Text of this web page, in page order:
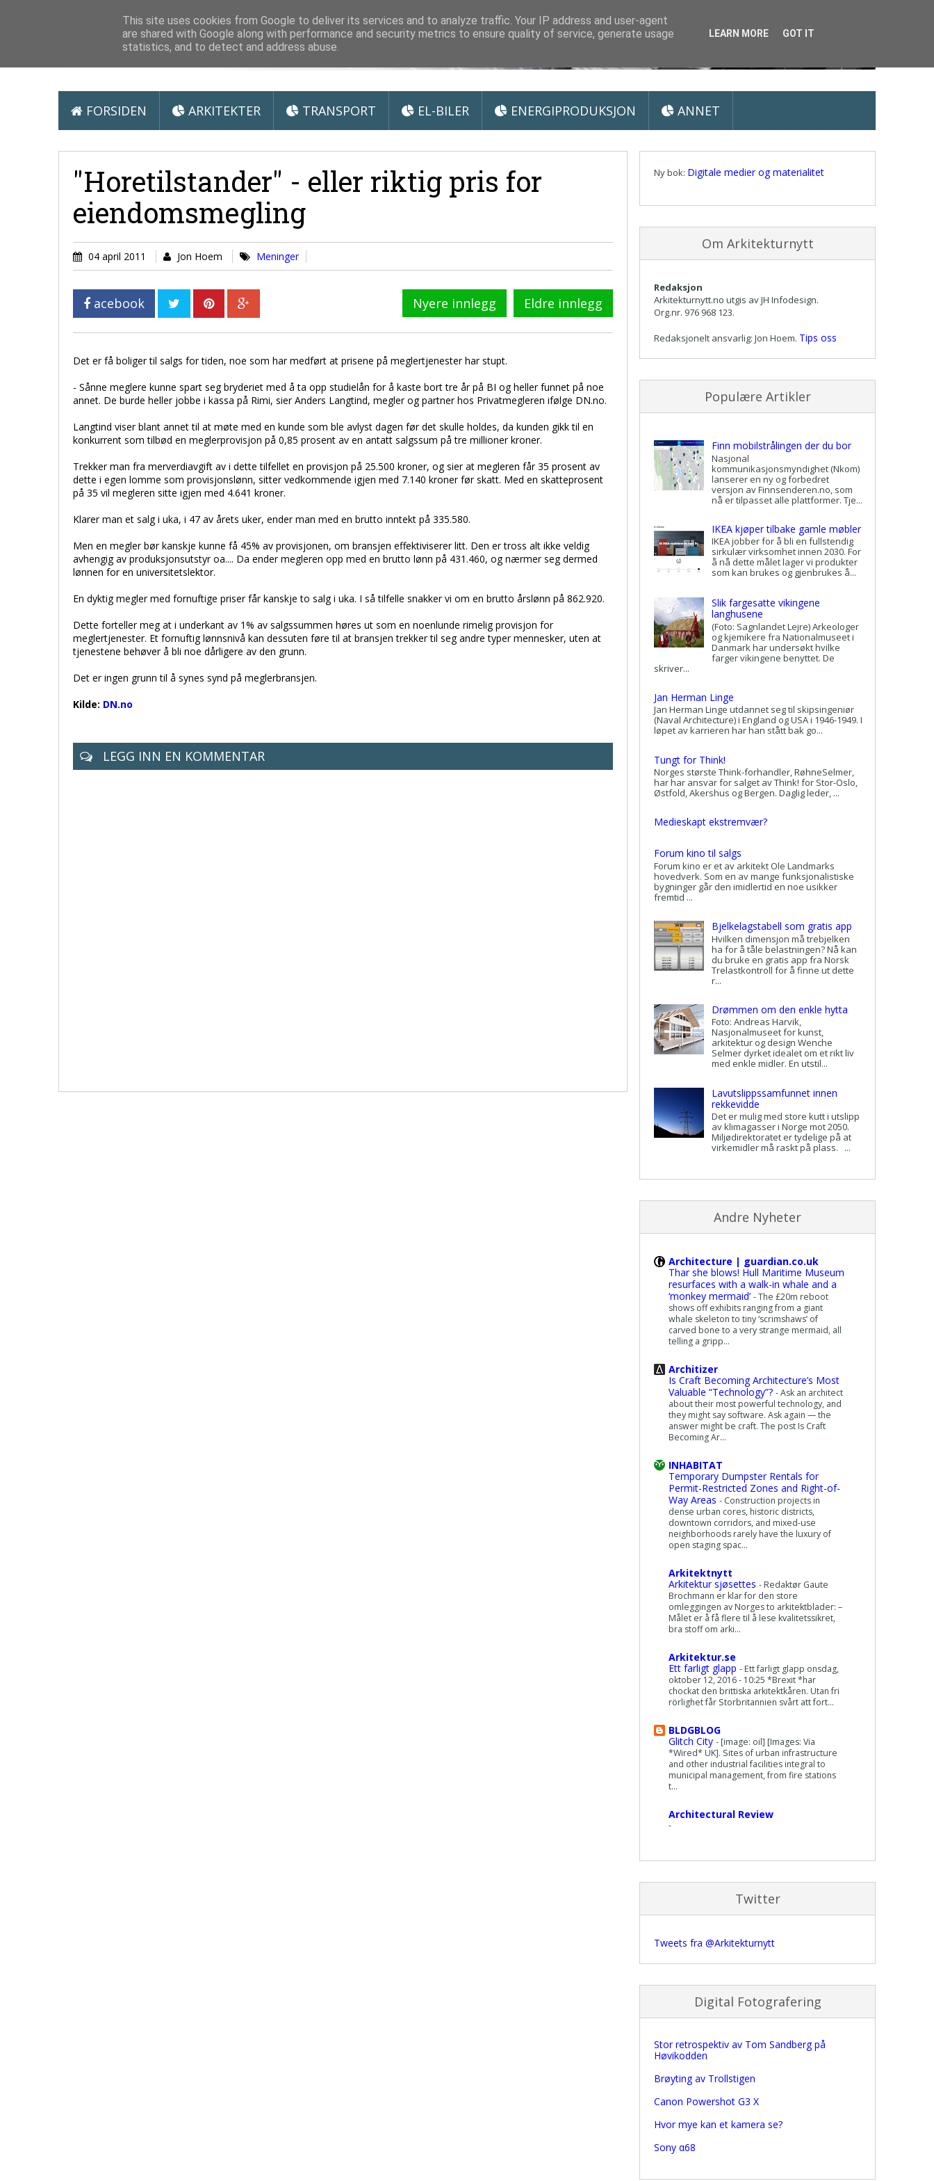
Arkitektur & Miljøteknologi
FORSIDEN ARKITEKTER TRANSPORT EL-BILER ENERGIPRODUKSJON ANNET
"Horetilstander" - eller riktig pris for
eiendomsmegling
04 april 2011 Jon Hoem Meninger
acebook Nyere innlegg Eldre innlegg
Det er få boliger til salgs for tiden, noe som har medført at prisene på meglertjenester har stupt.
- Sånne meglere kunne spart seg bryderiet med å ta opp studielån for å kaste bort tre år på BI og heller funnet på noe
annet. De burde heller jobbe i kassa på Rimi, sier Anders Langtind, megler og partner hos Privatmegleren ifølge DN.no.
Langtind viser blant annet til at møte med en kunde som ble avlyst dagen før det skulle holdes, da kunden gikk til en
konkurrent som tilbød en meglerprovisjon på 0,85 prosent av en antatt salgssum på tre millioner kroner.
Trekker man fra merverdiavgift av i dette tilfellet en provisjon på 25.500 kroner, og sier at megleren får 35 prosent av
dette i egen lomme som provisjonslønn, sitter vedkommende igjen med 7.140 kroner før skatt. Med en skatteprosent
på 35 vil megleren sitte igjen med 4.641 kroner.
Klarer man et salg i uka, i 47 av årets uker, ender man med en brutto inntekt på 335.580.
Men en megler bør kanskje kunne få 45% av provisjonen, om bransjen effektiviserer litt. Den er tross alt ikke veldig
avhengig av produksjonsutstyr oa.... Da ender megleren opp med en brutto lønn på 431.460, og nærmer seg dermed
lønnen for en universitetslektor.
En dyktig megler med fornuftige priser får kanskje to salg i uka. I så tilfelle snakker vi om en brutto årslønn på 862.920.
Dette forteller meg at i underkant av 1% av salgssummen høres ut som en noenlunde rimelig provisjon for
meglertjenester. Et fornuftig lønnsnivå kan dessuten føre til at bransjen trekker til seg andre typer mennesker, uten at
tjenestene behøver å bli noe dårligere av den grunn.
Det er ingen grunn til å synes synd på meglerbransjen.
Kilde: DN.no
LEGG INN EN KOMMENTAR
Ny bok: Digitale medier og materialitet
Om Arkitekturnytt
Redaksjon
Arkitekturnytt.no utgis av JH Infodesign.
Org.nr. 976 968 123.
Redaksjonelt ansvarlig: Jon Hoem. Tips oss
Populære Artikler
Finn mobilstrålingen der du bor
Nasjonal
kommunikasjonsmyndighet (Nkom)
lanserer en ny og forbedret
versjon av Finnsenderen.no, som
nå er tilpasset alle plattformer. Tje...
IKEA kjøper tilbake gamle møbler
IKEA jobber for å bli en fullstendig
sirkulær virksomhet innen 2030. For
å nå dette målet lager vi produkter
som kan brukes og gjenbrukes å...
Slik fargesatte vikingene
langhusene
(Foto: Sagnlandet Lejre) Arkeologer
og kjemikere fra Nationalmuseet i
Danmark har undersøkt hvilke
farger vikingene benyttet. De
skriver...
Jan Herman Linge
Jan Herman Linge utdannet seg til skipsingeniør
(Naval Architecture) i England og USA i 1946-1949. I
løpet av karrieren har han stått bak go...
Tungt for Think!
Norges største Think-forhandler, RøhneSelmer,
har har ansvar for salget av Think! for Stor-Oslo,
Østfold, Akershus og Bergen. Daglig leder, ...
Medieskapt ekstremvær?
Forum kino til salgs
Forum kino er et av arkitekt Ole Landmarks
hovedverk. Som en av mange funksjonalistiske
bygninger går den imidlertid en noe usikker
fremtid ...
Bjelkelagstabell som gratis app
Hvilken dimensjon må trebjelken
ha for å tåle belastningen? Nå kan
du bruke en gratis app fra Norsk
Trelastkontroll for å finne ut dette
r...
Drømmen om den enkle hytta
Foto: Andreas Harvik,
Nasjonalmuseet for kunst,
arkitektur og design Wenche
Selmer dyrket idealet om et rikt liv
med enkle midler. En utstil...
Lavutslippssamfunnet innen
rekkevidde
Det er mulig med store kutt i utslipp
av klimagasser i Norge mot 2050.
Miljødirektoratet er tydelige på at
virkemidler må raskt på plass. ...
Andre Nyheter
Architecture | guardian.co.uk
Thar she blows! Hull Maritime Museum
resurfaces with a walk-in whale and a
‘monkey mermaid’ -The £20m reboot
shows off exhibits ranging from a giant
whale skeleton to tiny ‘scrimshaws’ of
carved bone to a very strange mermaid, all
telling a gripp...
Architizer
Is Craft Becoming Architecture’s Most
Valuable “Technology”? -Ask an architect
about their most powerful technology, and
they might say software. Ask again — the
answer might be craft. The post Is Craft
Becoming Ar...
INHABITAT
Temporary Dumpster Rentals for
Permit-Restricted Zones and Right-of-
Way Areas - Construction projects in
dense urban cores, historic districts,
downtown corridors, and mixed-use
neighborhoods rarely have the luxury of
open staging spac...
Arkitektnytt
Arkitektur sjøsettes - Redaktør Gaute
Brochmann er klar for den store
omleggingen av Norges to arkitektblader: –
Målet er å få flere til å lese kvalitetssikret,
bra stoff om arki...
Arkitektur.se
Ett farligt glapp - Ett farligt glapp onsdag,
oktober 12, 2016 - 10:25 *Brexit *har
chockat den brittiska arkitektkåren. Utan fri
rörlighet får Storbritannien svårt att fort...
BLDGBLOG
Glitch City - [image: oil] [Images: Via
*Wired* UK]. Sites of urban infrastructure
and other industrial facilities integral to
municipal management, from fire stations
t...
Architectural Review
-
Twitter
Tweets fra @Arkitekturnytt
Digital Fotografering
Stor retrospektiv av Tom Sandberg på
Høvikodden
Brøyting av Trollstigen
Canon Powershot G3 X
Hvor mye kan et kamera se?
Sony α68
This site uses cookies from Google to deliver its services and to analyze traffic. Your IP address and user-agent
are shared with Google along with performance and security metrics to ensure quality of service, generate usage
statistics, and to detect and address abuse.
LEARN MORE GOT IT